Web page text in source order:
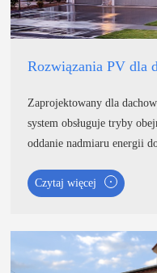
Rozwiązania PV dla
Zaprojektowany dla
system obsługuje tryby
oddanie nadmiaru energii
Czytaj więcej